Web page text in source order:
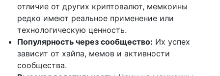
отличие от других криптовалют, мемкоины
редко имеют реальное применение или
технологическую ценность.
Популярность через сообщество: Их успех
зависит от хайпа, мемов и активности
сообщества.